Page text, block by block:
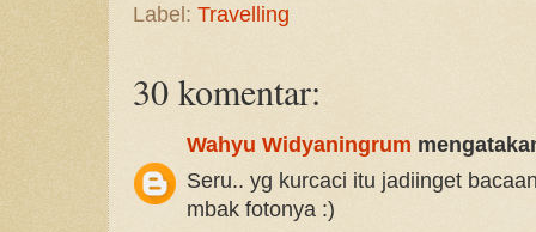
Label: Travelling
30 komentar:
Wahyu Widyaningrum
Seru.. yg kurcaci itu jadiinget
mbak fotonya :)